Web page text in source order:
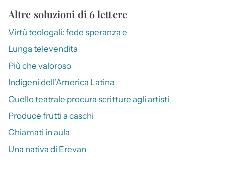
Altre soluzioni di 6 lettere
Virtù teologali: fede speranza e
Lunga televendita
Più che valoroso
Indigeni dell’America Latina
Quello teatrale procura scritture agli artisti
Produce frutti a caschi
Chiamati in aula
Una nativa di Erevan